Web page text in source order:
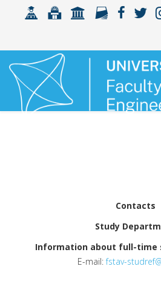
Contacts
Study
Information about full-time
E-mail:fstav-